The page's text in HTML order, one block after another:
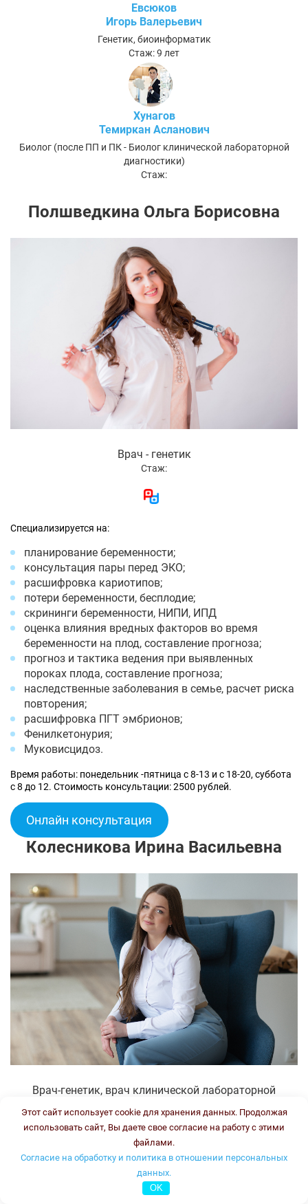
Евсюков
Игорь Валерьевич
Генетик, биоинформатик
Стаж: 9 лет
Хунагов
Темиркан Асланович
Биолог (после ПП и ПК - Биолог клинической лабораторной
диагностики)
Стаж:
Полшведкина Ольга Борисовна
Врач - генетик
Стаж:
Специализируется на:
планирование беременности;
консультация пары перед ЭКО;
расшифровка кариотипов;
потери беременности, бесплодие;
скрининги беременности, НИПИ, ИПД
оценка влияния вредных факторов во время
беременности на плод, составление прогноза;
прогноз и тактика ведения при выявленных
пороках плода, составление прогноза;
наследственные заболевания в семье, расчет риска
повторения;
расшифровка ПГТ эмбрионов;
Фенилкетонурия;
Муковисцидоз.
Время работы: понедельник -пятница с 8-13 и с 18-20, суббота
с 8 до 12. Стоимость консультации: 2500 рублей.
Онлайн консультация
Колесникова Ирина Васильевна
Врач-генетик, врач клинической лабораторной
диагностики
Стаж:
устная он-лайн
Этот сайт использует cookie для хранения данных. Продолжая
использовать сайт, Вы даете свое согласие на работу с этими
файлами.
Согласие на обработку и политика в отношении персональных
данных.
OK